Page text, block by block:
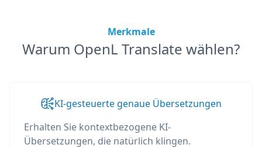
Merkmale
Warum OpenL Translate wählen?
KI-gesteuerte genaue Übersetzungen
Erhalten Sie kontextbezogene KI-
Übersetzungen, die natürlich klingen.